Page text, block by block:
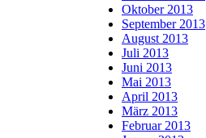
Oktober 2013
September 2013
August 2013
Juli 2013
Juni 2013
Mai 2013
April 2013
März 2013
Februar 2013